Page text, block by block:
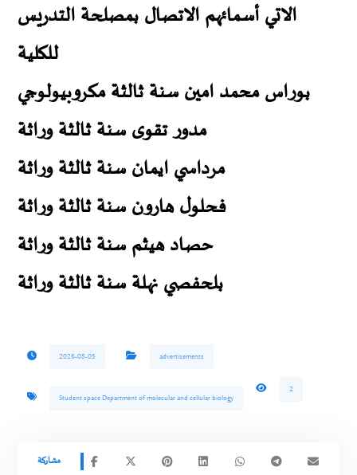
الاتي أسمائهم الاتصال بمصلحة التدريس
للكلية
بوراس محمد امين سنة ثالثة مكروبيولوجي
مدور تقوى سنة ثالثة وراثة
مرداسي ايمان سنة ثالثة وراثة
فحلول هارون سنة ثالثة وراثة
حصاد هيثم سنة ثالثة وراثة
بلحفصي نهلة سنة ثالثة وراثة
2026-05-05 advertisements
Student space Department of molecular and cellular biology
2